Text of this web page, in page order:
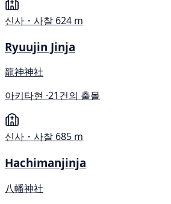
신사・사찰 624 m
Ryuujin Jinja
龍神神社
아키타현 ·21건의 출몰
신사・사찰 685 m
Hachimanjinja
八幡神社